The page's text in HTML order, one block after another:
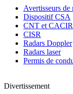
Avertisseurs de
Dispositif CSA
CNT et CACIR
CISR
Radars Doppler
Radars laser
Permis de
Divertissement